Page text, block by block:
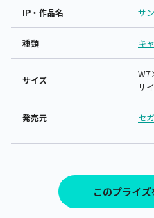
IP・作品名 サ
種類 キ
サイズ
サ
発売元 セガ
このプライ